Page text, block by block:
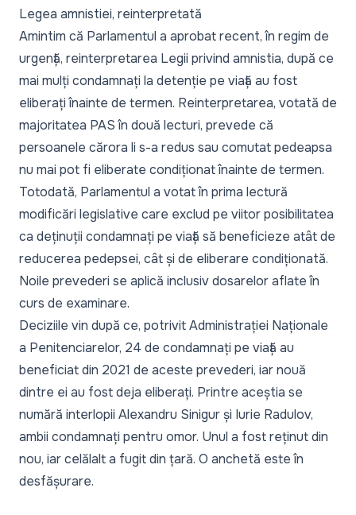
Legea amnistiei, reinterpretată
Amintim că Parlamentul a aprobat recent, în regim de
urgență, reinterpretarea Legii privind amnistia, după ce
mai mulți condamnați la detenție pe viață au fost
eliberațiînainte de termen. Reinterpretarea, votată de
majoritatea PAS în două lecturi, prevede că
persoanele cărora li s-a redus sau comutat pedeapsa
nu mai pot fi eliberate condiționat înainte de termen.
Totodată, Parlamentul a votat în prima lectură
modificări legislative care exclud pe viitor posibilitatea
ca deținuții condamnați pe viață să beneficieze atât de
reducerea pedepsei, cât și de eliberare condiționată.
Noile prevederi se aplică inclusiv dosarelor aflate în
curs de examinare.
Deciziile vin după ce, potrivit Administrației Naționale
a Penitenciarelor, 24 de condamnați pe viață au
beneficiat din 2021 de aceste prevederi, iar nouă
dintre ei au fost deja eliberați. Printre aceștia se
numără interlopii Alexandru Sinigur și Iurie Radulov,
ambii condamnați pentru omor. Unul a fost reținut din
nou, iar celălalt a fugit din țară. O anchetă este în
desfășurare.